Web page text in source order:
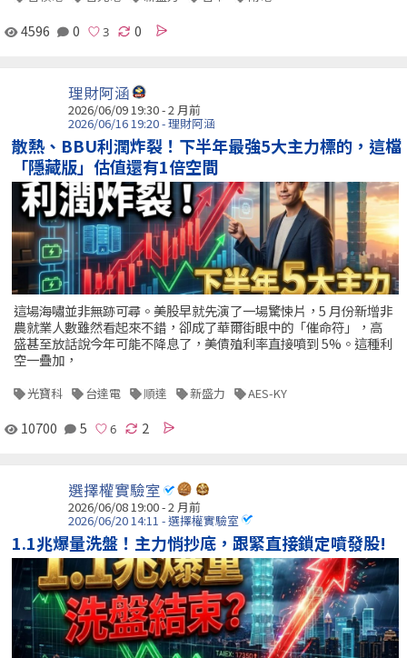
4596 0 0
理財阿涵
2026/06/09 19:30 - 2 月前
2026/06/16 19:20 - 理財阿涵
散熱、BBU利潤炸裂！下半年最強5大主力標的，這檔
「隱藏版」估值還有1倍空間
這場海嘯並非無跡可尋。美股早就先演了一場驚悚片，5 月份新增非
農就業人數雖然看起來不錯，卻成了華爾街眼中的「催命符」，高
盛甚至放話說今年可能不降息了，美債殖利率直接噴到 5%。這種利
空一疊加，
光寶科 台達電 順達 新盛力 AES-KY
10700 5 2
選擇權實驗室
2026/06/08 19:00 - 2 月前
2026/06/20 14:11 - 選擇權實驗室
1.1兆爆量洗盤！主力悄抄底，跟緊直接鎖定噴發股!